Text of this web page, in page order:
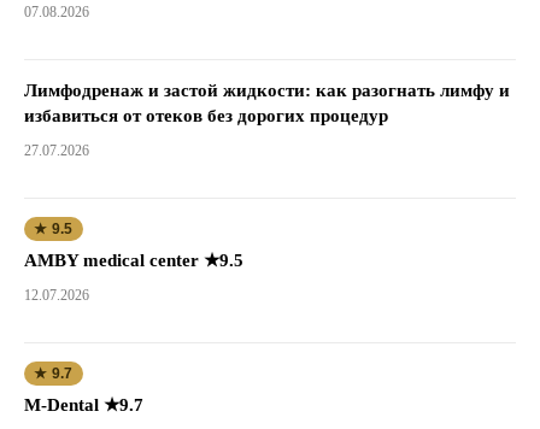
07.08.2026
Лимфодренаж и застой жидкости: как разогнать лимфу и
избавиться от отеков без дорогих процедур
27.07.2026
★ 9.5
AMBY medical center ★9.5
12.07.2026
★ 9.7
M-Dental ★9.7